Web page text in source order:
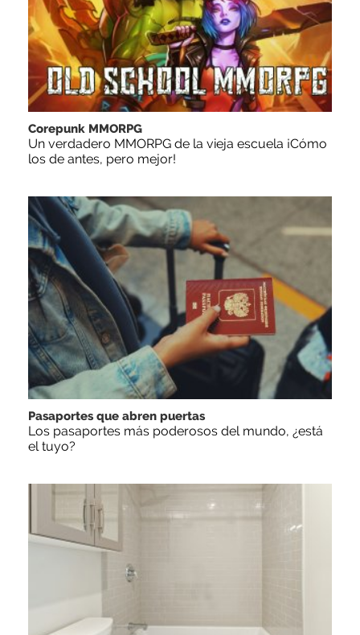
Corepunk MMORPG
Un verdadero MMORPG de la vieja escuela ¡Cómo
los de antes, pero mejor!
Pasaportes que abren puertas
Los pasaportes más poderosos del mundo, ¿está
el tuyo?